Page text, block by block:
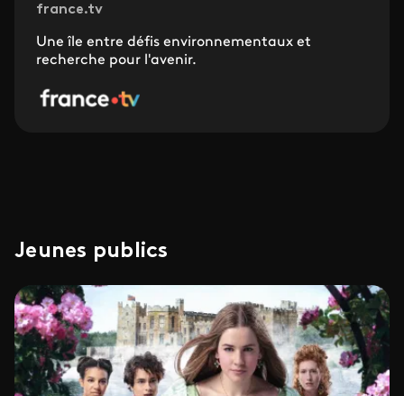
france.tv
Une île entre défis environnementaux et
recherche pour l'avenir.
Jeunes publics